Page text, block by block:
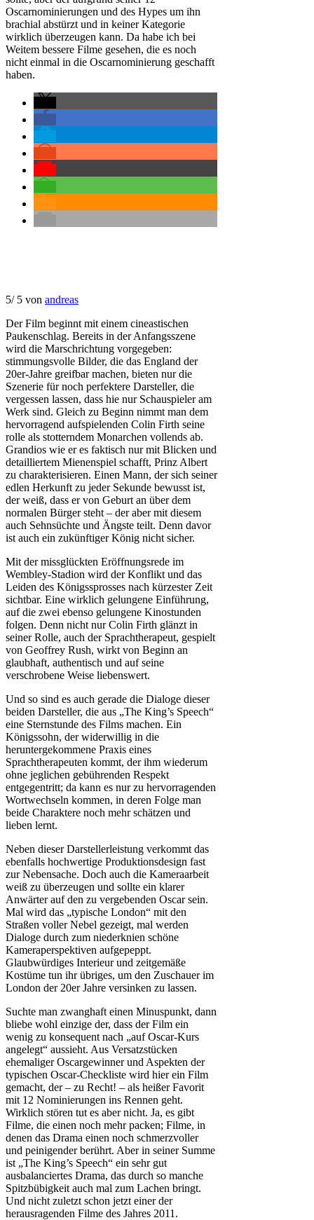
Oscarnominierungen und des Hypes um ihn
brachial abstürzt und in keiner Kategorie
wirklich überzeugen kann. Da habe ich bei
Weitem bessere Filme gesehen, die es noch
nicht einmal in die Oscarnominierung geschafft
haben.
5/ 5 von andreas
Der Film beginnt mit einem cineastischen
Paukenschlag. Bereits in der Anfangsszene
wird die Marschrichtung vorgegeben:
stimmungsvolle Bilder, die das England der
20er-Jahre greifbar machen, bieten nur die
Szenerie für noch perfektere Darsteller, die
vergessen lassen, dass hie nur Schauspieler am
Werk sind. Gleich zu Beginn nimmt man dem
hervorragend aufspielenden Colin Firth seine
rolle als stotterndem Monarchen vollends ab.
Grandios wie er es faktisch nur mit Blicken und
detailliertem Mienenspiel schafft, Prinz Albert
zu charakterisieren. Einen Mann, der sich seiner
edlen Herkunft zu jeder Sekunde bewusst ist,
der weiß, dass er von Geburt an über dem
normalen Bürger steht – der aber mit diesem
auch Sehnsüchte und Ängste teilt. Denn davor
ist auch ein zukünftiger König nicht sicher.
Mit der missglückten Eröffnungsrede im
Wembley-Stadion wird der Konflikt und das
Leiden des Königssprosses nach kürzester Zeit
sichtbar. Eine wirklich gelungene Einführung,
auf die zwei ebenso gelungene Kinostunden
folgen. Denn nicht nur Colin Firth glänzt in
seiner Rolle, auch der Sprachtherapeut, gespielt
von Geoffrey Rush, wirkt von Beginn an
glaubhaft, authentisch und auf seine
verschrobene Weise liebenswert.
Und so sind es auch gerade die Dialoge dieser
beiden Darsteller, die aus „The King’s Speech“
eine Sternstunde des Films machen. Ein
Königssohn, der widerwillig in die
heruntergekommene Praxis eines
Sprachtherapeuten kommt, der ihm wiederum
ohne jeglichen gebührenden Respekt
entgegentritt; da kann es nur zu hervorragenden
Wortwechseln kommen, in deren Folge man
beide Charaktere noch mehr schätzen und
lieben lernt.
Neben dieser Darstellerleistung verkommt das
ebenfalls hochwertige Produktionsdesign fast
zur Nebensache. Doch auch die Kameraarbeit
weiß zu überzeugen und sollte ein klarer
Anwärter auf den zu vergebenden Oscar sein.
Mal wird das „typische London“ mit den
Straßen voller Nebel gezeigt, mal werden
Dialoge durch zum niederknien schöne
Kameraperspektiven aufgepeppt.
Glaubwürdiges Interieur und zeitgemäße
Kostüme tun ihr übriges, um den Zuschauer im
London der 20er Jahre versinken zu lassen.
Suchte man zwanghaft einen Minuspunkt, dann
bliebe wohl einzige der, dass der Film ein
wenig zu konsequent nach „auf Oscar-Kurs
angelegt“ aussieht. Aus Versatzstücken
ehemaliger Oscargewinner und Aspekten der
typischen Oscar-Checkliste wird hier ein Film
gemacht, der – zu Recht! – als heißer Favorit
mit 12 Nominierungen ins Rennen geht.
Wirklich stören tut es aber nicht. Ja, es gibt
Filme, die einen noch mehr packen; Filme, in
denen das Drama einen noch schmerzvoller
und peinigender berührt. Aber in seiner Summe
ist „The King’s Speech“ ein sehr gut
ausbalanciertes Drama, das durch so manche
Spitzbübigkeit auch mal zum Lachen bringt.
Und nicht zuletzt schon jetzt einer der
herausragenden Filme des Jahres 2011.